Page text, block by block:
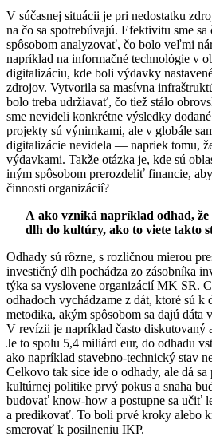
V súčasnej situácii je pri nedostatku
na čo sa spotrebúvajú. Efektivitu sme
spôsobom analyzovať, čo bolo veľmi
napríklad na informačné technológie v
digitalizáciu, kde boli výdavky
zdrojov. Vytvorila sa masívna
bolo treba udržiavať, čo tiež stálo
sme nevideli konkrétne výsledky
projekty sú výnimkami, ale v globále
digitalizácie nevidela — napriek tomu,
výdavkami. Takže otázka je, kde sú
iným spôsobom prerozdeliť financie,
činnosti organizácií?
A ako vzniká napríklad odhad,
dlh do kultúry, ako to viete takto
Odhady sú rôzne, s rozličnou mierou
investičný dlh pochádza zo zásobníka
týka sa vyslovene organizácií MK SR.
odhadoch vychádzame z dát, ktoré sú
metodika, akým spôsobom sa dajú
V revízii je napríklad často diskutovaný
Je to spolu 5,4 miliárd eur, do odhadu
ako napríklad stavebno-technický stav
Celkovo tak síce ide o odhady, ale dá
kultúrnej politike prvý pokus a snaha
budovať know-how a postupne sa učiť
a predikovať. To boli prvé kroky alebo
smerovať k posilneniu IKP.